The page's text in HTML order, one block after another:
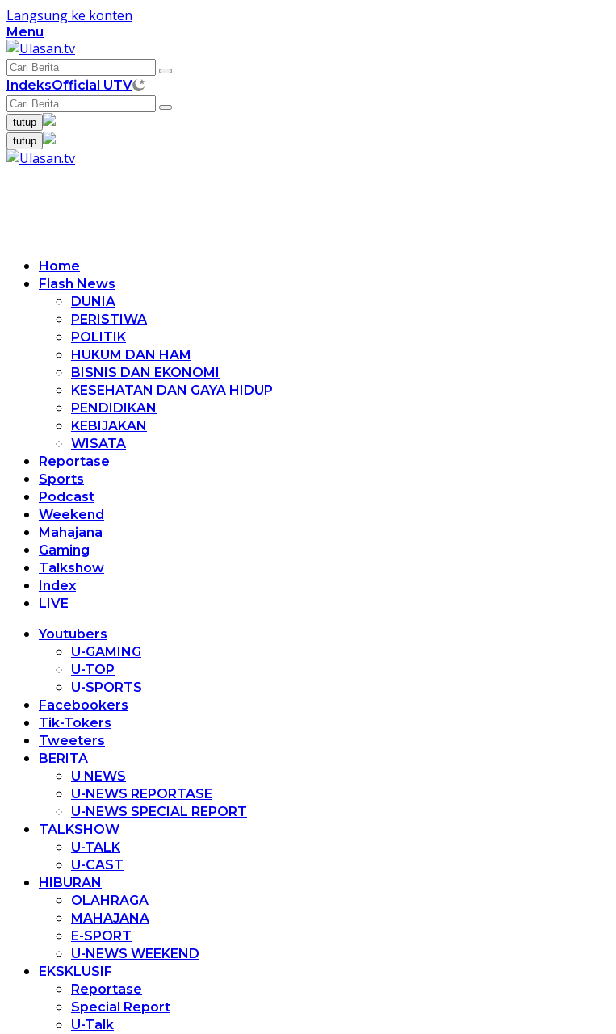
Langsung ke konten
Menu
IndeksOfficial UTV
tutup
tutup
Home
Flash News
DUNIA
PERISTIWA
POLITIK
HUKUM DAN HAM
BISNIS DAN EKONOMI
KESEHATAN DAN GAYA HIDUP
PENDIDIKAN
KEBIJAKAN
WISATA
Reportase
Sports
Podcast
Weekend
Mahajana
Gaming
Talkshow
Index
LIVE
Youtubers
U-GAMING
U-TOP
U-SPORTS
Facebookers
Tik-Tokers
Tweeters
BERITA
U NEWS
U-NEWS REPORTASE
U-NEWS SPECIAL REPORT
TALKSHOW
U-TALK
U-CAST
HIBURAN
OLAHRAGA
MAHAJANA
E-SPORT
U-NEWS WEEKEND
EKSKLUSIF
Reportase
Special Report
U-Talk